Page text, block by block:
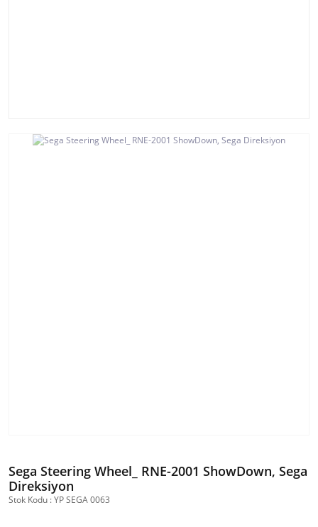
Sega Steering Wheel_ RNE-2001 ShowDown, Sega
Direksiyon
Stok Kodu : YP SEGA 0063